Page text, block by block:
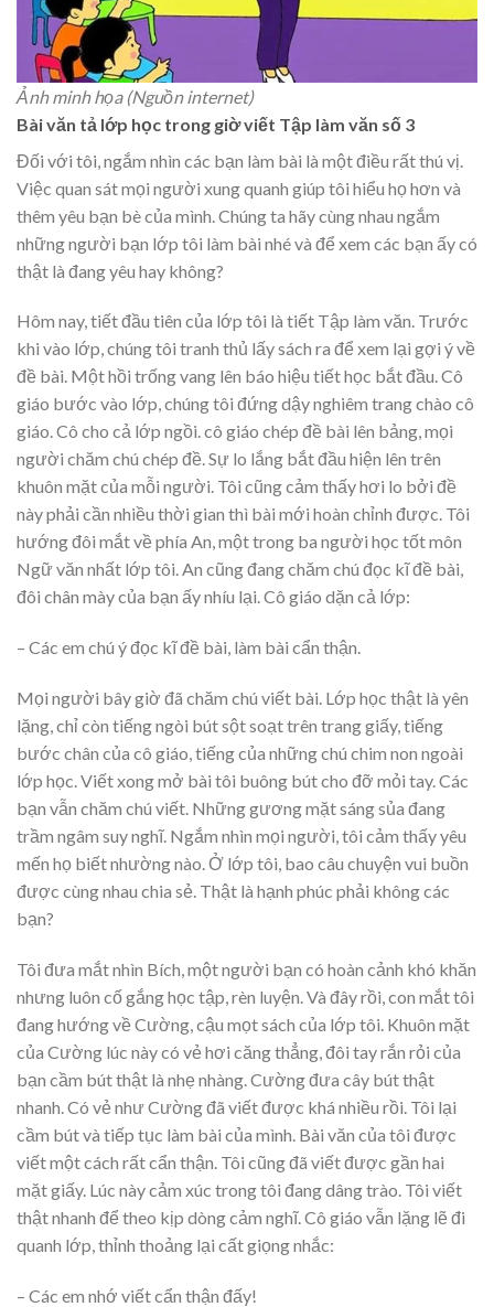
Ảnh minh họa (Nguồn internet)
Bài văn tả lớp học trong giờ viết Tập làm văn số 3
Đối với tôi, ngắm nhìn các bạn làm bài là một điều rất thú vị.
Việc quan sát mọi người xung quanh giúp tôi hiểu họ hơn và
thêm yêu bạn bè của mình. Chúng ta hãy cùng nhau ngắm
những người bạn lớp tôi làm bài nhé và để xem các bạn ấy có
thật là đang yêu hay không?
Hôm nay, tiết đầu tiên của lớp tôi là tiết Tập làm văn. Trước
khi vào lớp, chúng tôi tranh thủ lấy sách ra để xem lại gợi ý về
đề bài. Một hồi trống vang lên báo hiệu tiết học bắt đầu. Cô
giáo bước vào lớp, chúng tôi đứng dậy nghiêm trang chào cô
giáo. Cô cho cả lớp ngồi. cô giáo chép đề bài lên bảng, mọi
người chăm chú chép đề. Sự lo lắng bắt đầu hiện lên trên
khuôn mặt của mỗi người. Tôi cũng cảm thấy hơi lo bởi đề
này phải cần nhiều thời gian thì bài mới hoàn chỉnh được. Tôi
hướng đôi mắt về phía An, một trong ba người học tốt môn
Ngữ văn nhất lớp tôi. An cũng đang chăm chú đọc kĩ đề bài,
đôi chân mày của bạn ấy nhíu lại. Cô giáo dặn cả lớp:
– Các em chú ý đọc kĩ đề bài, làm bài cẩn thận.
Mọi người bây giờ đã chăm chú viết bài. Lớp học thật là yên
lặng, chỉ còn tiếng ngòi bút sột soạt trên trang giấy, tiếng
bước chân của cô giáo, tiếng của những chú chim non ngoài
lớp học. Viết xong mở bài tôi buông bút cho đỡ mỏi tay. Các
bạn vẫn chăm chú viết. Những gương mặt sáng sủa đang
trầm ngâm suy nghĩ. Ngắm nhìn mọi người, tôi cảm thấy yêu
mến họ biết nhường nào. Ở lớp tôi, bao câu chuyện vui buồn
được cùng nhau chia sẻ. Thật là hạnh phúc phải không các
bạn?
Tôi đưa mắt nhìn Bích, một người bạn có hoàn cảnh khó khăn
nhưng luôn cố gắng học tập, rèn luyện. Và đây rồi, con mắt tôi
đang hướng về Cường, cậu mọt sách của lớp tôi. Khuôn mặt
của Cường lúc này có vẻ hơi căng thẳng, đôi tay rắn rỏi của
bạn cầm bút thật là nhẹ nhàng. Cường đưa cây bút thật
nhanh. Có vẻ như Cường đã viết được khá nhiều rồi. Tôi lại
cầm bút và tiếp tục làm bài của mình. Bài văn của tôi được
viết một cách rất cẩn thận. Tôi cũng đã viết được gần hai
mặt giấy. Lúc này cảm xúc trong tôi đang dâng trào. Tôi viết
thật nhanh để theo kịp dòng cảm nghĩ. Cô giáo vẫn lặng lẽ đi
quanh lớp, thỉnh thoảng lại cất giọng nhắc:
– Các em nhớ viết cẩn thận đấy!